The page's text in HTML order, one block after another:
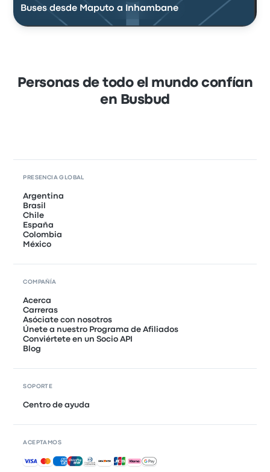
Buses desde Maputo a Inhambane
Personas de todo el mundo confían
en Busbud
PRESENCIA GLOBAL
Argentina
Brasil
Chile
España
Colombia
México
COMPAÑÍA
Acerca
Carreras
Asóciate con nosotros
Únete a nuestro Programa de Afiliados
Conviértete en un Socio API
Blog
SOPORTE
Centro de ayuda
ACEPTAMOS
Pagos aceptados